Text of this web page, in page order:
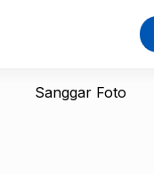
Sanggar Foto